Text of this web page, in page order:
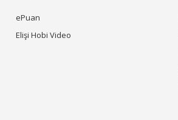
ePuan
Elişi Hobi Video